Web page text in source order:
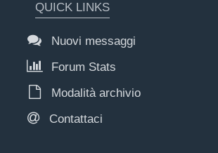
QUICK LINKS
Nuovi messaggi
Forum Stats
Modalità archivio
Contattaci